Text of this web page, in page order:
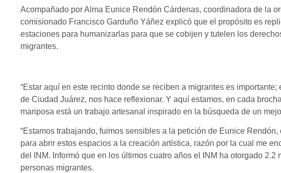
Acompañado por Alma Eunice Rendón Cárdenas, coordinadora de la
comisionado Francisco Garduño Yáñez explicó que el propósito es
estaciones para humanizarlas para que se cobijen y tutelen los
migrantes.
“Estar aquí en este recinto donde se reciben a migrantes es
de Ciudad Juárez, nos hace reflexionar. Y aquí estamos, en cada
mariposa está un trabajo artesanal inspirado en la búsqueda de un
“Estamos trabajando, fuimos sensibles a la petición de Eunice
para abrir estos espacios a la creación artística, razón por la cual me
del INM. Informó que en los últimos cuatro años el INM ha otorgado 2.2
personas migrantes.